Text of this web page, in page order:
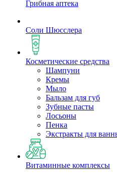
Грибная аптека
Соли Шюсслера
Косметические средства
Шампуни
Кремы
Мыло
Бальзам для губ
Зубные пасты
Лосьоны
Пенка
Экстракты для
Витаминные комплексы